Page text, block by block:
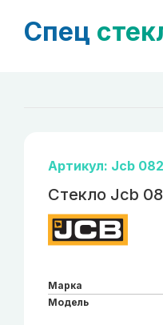
Спец
Артикул: Jcb 082
Стекло Jcb
Марка
Модель